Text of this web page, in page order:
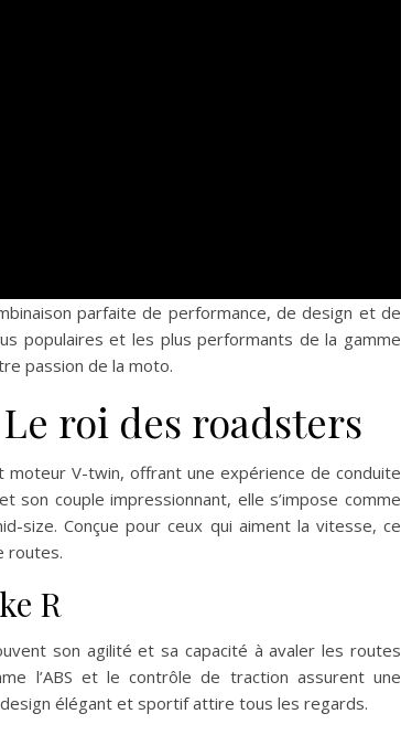
parfaite de performance, de design et de
populaires et les plus performants de la gamme
passion de la moto.
roi des roadsters
moteur V-twin, offrant une expérience de conduite
son couple impressionnant, elle s’impose comme
size. Conçue pour ceux qui aiment la vitesse, ce
routes.
R
son agilité et sa capacité à avaler les routes
l’ABS et le contrôle de traction assurent une
élégant et sportif attire tous les regards.